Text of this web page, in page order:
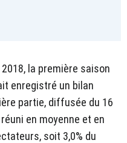
la première saison
enregistré un bilan
partie, diffusée du 16
en moyenne et en
soit 3,0% du